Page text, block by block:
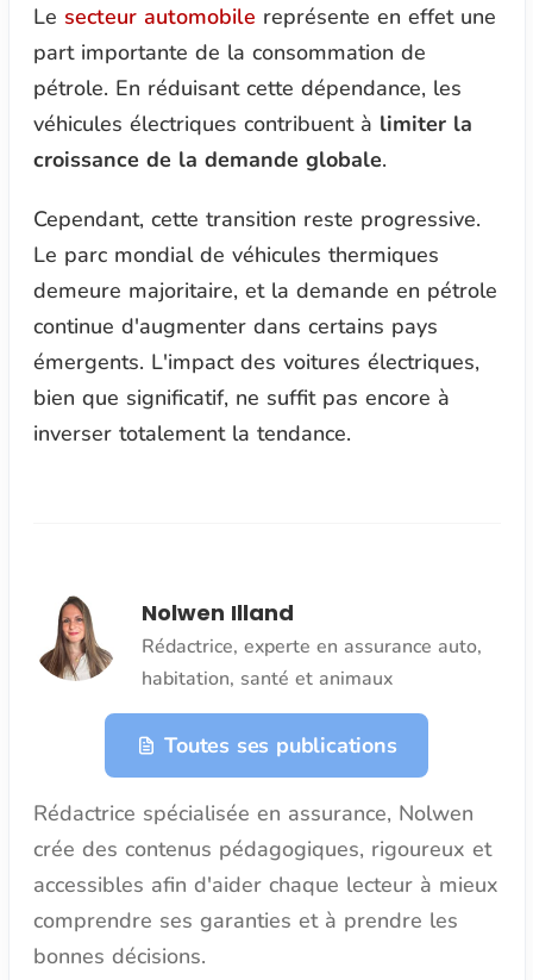
Le secteur automobile représente en effet une
part importante de la consommation de
pétrole. En réduisant cette dépendance, les
véhicules électriques contribuent à limiter la
croissance de la demande globale.
Cependant, cette transition reste progressive.
Le parc mondial de véhicules thermiques
demeure majoritaire, et la demande en pétrole
continue d'augmenter dans certains pays
émergents. L'impact des voitures électriques,
bien que significatif, ne suffit pas encore à
inverser totalement la tendance.
Nolwen Illand
Rédactrice, experte en assurance auto,
habitation, santé et animaux
Toutes ses publications
Rédactrice spécialisée en assurance, Nolwen
crée des contenus pédagogiques, rigoureux et
accessibles afin d'aider chaque lecteur à mieux
comprendre ses garanties et à prendre les
bonnes décisions.